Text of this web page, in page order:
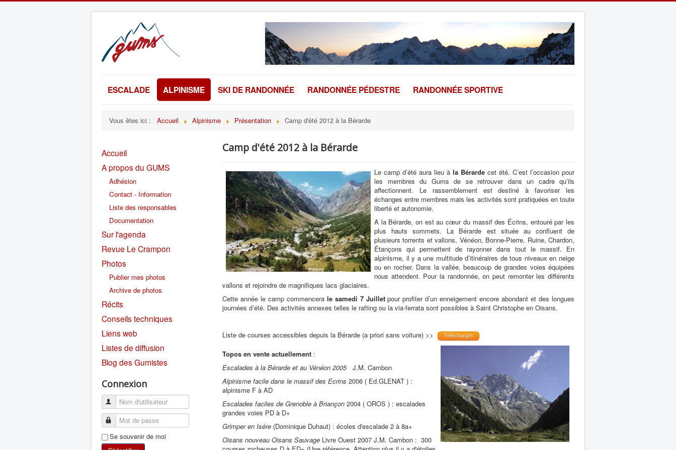
ESCALADE ALPINISME SKI DE RANDONNÉE RANDONNÉE PÉDESTRE RANDONNÉE SPORTIVE
Vous êtes ici : Accueil Alpinisme Présentation Camp d'été 2012 à la Bérarde
Accueil
A propos du GUMS
Adhésion
Contact - Information
Liste des responsables
Documentation
Sur l'agenda
Revue Le Crampon
Photos
Publier mes photos
Archive de photos
Récits
Conseils techniques
Liens web
Listes de diffusion
Blog des Gumistes
Connexion
Se souvenir de moi
Camp d'été 2012 à la Bérarde
Le camp d’été aura lieu à la Bérarde cet été. C’est l’occasion pour
les membres du Gums de se retrouver dans un cadre qu’ils
affectionnent. Le rassemblement est destiné à favoriser les
échanges entre membres mais les activités sont pratiquées en toute
liberté et autonomie.
A la Bérarde, on est au cœur du massif des Écrins, entouré par les
plus hauts sommets. La Bérarde est située au confluent de
plusieurs torrents et vallons, Vénéon, Bonne-Pierre, Ruine, Chardon,
Étançons qui permettent de rayonner dans tout le massif. En
alpinisme, il y a une multitude d’itinéraires de tous niveaux en neige
ou en rocher. Dans la vallée, beaucoup de grandes voies équipées
nous attendent. Pour la randonnée, on peut remonter les différents
vallons et rejoindre de magnifiques lacs glaciaires.
Cette année le camp commencerale samedi 7 Juilletpour profiter d’un enneigement encore abondant et des longues
journées d’été. Des activités annexes telles le rafting ou la via-ferrata sont possibles à Saint Christophe en Oisans.
Liste de courses accessibles depuis la Bérarde (a priori sans voiture) >> Télécharger
Topos en vente actuellement :
Escalades à la Bérarde et au Vénéon 2005J.M. Cambon
Alpinisme facile dans le massif des Ecrins 2006 ( Ed.GLENAT ) :
alpinisme F à AD
Escalades faciles de Grenoble à Briançon 2004 ( OROS ) : escalades
grandes voies PD à D+
Grimper en Isére (Dominique Duhaut) : écoles d'escalade 2 à 8a+
Oisans nouveau Oisans Sauvage Livre Ouest 2007 J.M. Cambon : 300